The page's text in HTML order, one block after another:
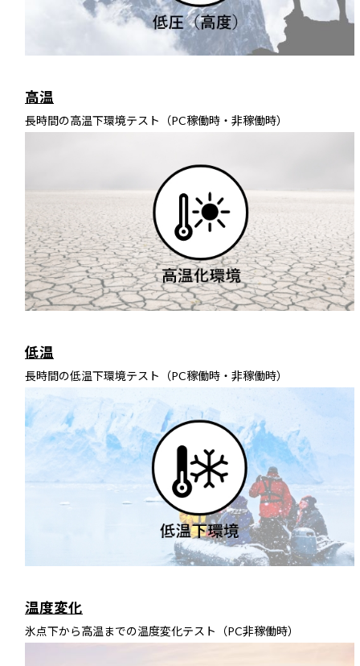
高温
長時間の高温下環境テスト（PC稼働時・非稼働時）
低温
長時間の低温下環境テスト（PC稼働時・非稼働時）
温度変化
氷点下から高温までの温度変化テスト（PC非稼働時）